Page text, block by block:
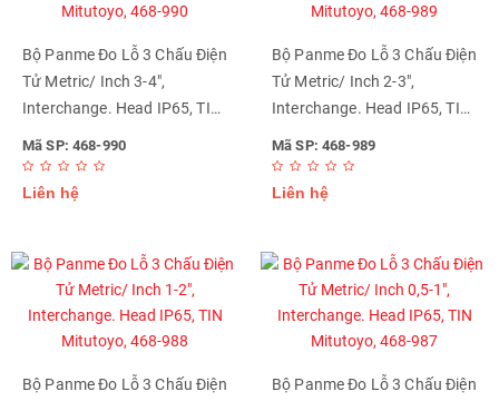
Bộ Panme Đo Lỗ 3 Chấu Điện
Tử Metric/ Inch 3-4",
Interchange. Head IP65, TIN
Mitutoyo, 468-990
Mã SP: 468-990
Liên hệ
Bộ Panme Đo Lỗ 3 Chấu Điện
Tử Metric/ Inch 2-3",
Interchange. Head IP65, TIN
Mitutoyo, 468-989
Mã SP: 468-989
Liên hệ
Bộ Panme Đo Lỗ 3 Chấu Điện
Bộ Panme Đo Lỗ 3 Chấu Điện